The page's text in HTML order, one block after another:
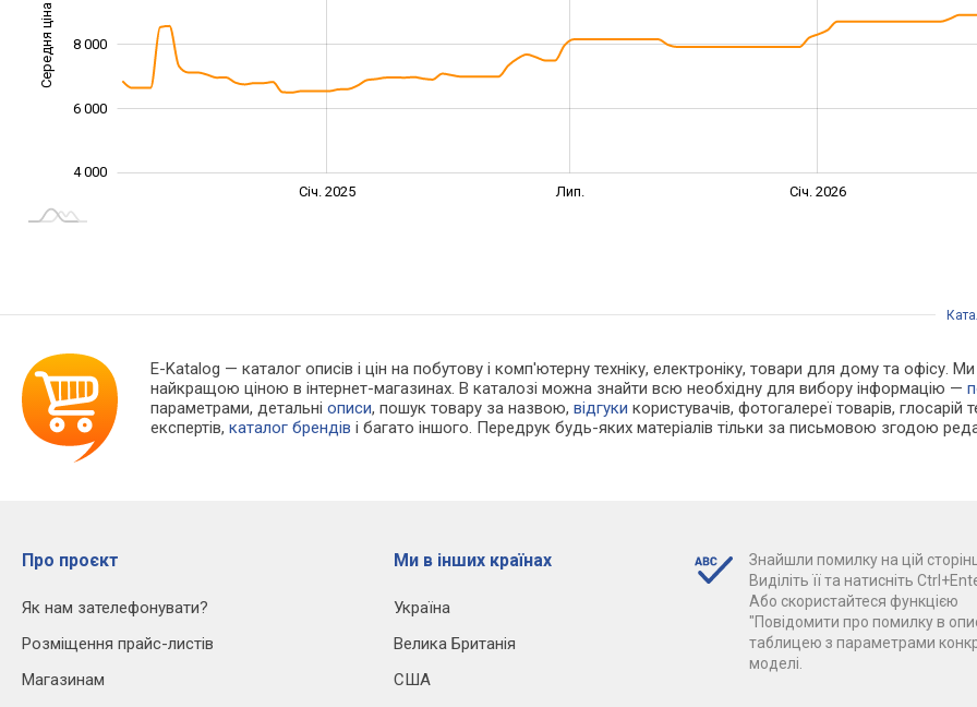
Середня ціна 10 000
4 000
6 000
8 000
Січ. 2025 Лип. Січ. 2026
E-Katalog — каталог описів і цін на побутову і комп'ютерну техніку, електроніку, товари для дому та офісу.
найкращою ціною в інтернет-магазинах. В каталозі можна знайти всю необхідну для вибору інформацію —
параметрами, детальніописи, пошук товару за назвою,відгуки користувачів, фотогалереї товарів, глосарій
експертів,каталог брендів і багато іншого. Передрук будь-яких матеріалів тільки за письмовою згодою
Про проєкт
Як нам зателефонувати?
Розміщення прайс-листів
Магазинам
Ми в інших країнах
Україна
Велика Британія
США
Знайшли помилку на цій
Виділіть її та натисніть
Або скористайтеся функцією
"Повідомити про помилку в
таблицею з параметрами
моделі.